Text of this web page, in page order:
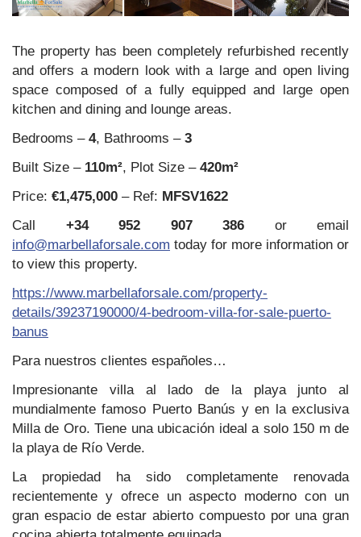
The property has been completely refurbished recently
and offers a modern look with a large and open living
space composed of a fully equipped and large open
kitchen and dining and lounge areas.
Bedrooms – 4, Bathrooms – 3
Built Size – 110m², Plot Size – 420m²
Price: €1,475,000 – Ref: MFSV1622
Call +34 952 907 386 or email
info@marbellaforsale.com today for more information or
to view this property.
https://www.marbellaforsale.com/property-
details/39237190000/4-bedroom-villa-for-sale-puerto-
banus
Para nuestros clientes españoles…
Impresionante villa al lado de la playa junto al
mundialmente famoso Puerto Banús y en la exclusiva
Milla de Oro. Tiene una ubicación ideal a solo 150 m de
la playa de Río Verde.
La propiedad ha sido completamente renovada
recientemente y ofrece un aspecto moderno con un
gran espacio de estar abierto compuesto por una gran